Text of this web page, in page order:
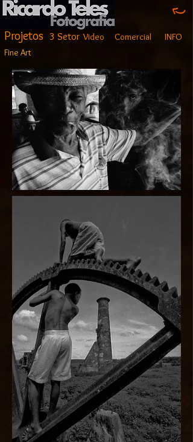
Projetos 3 Setor Video Comercial
INFO
Fine Art